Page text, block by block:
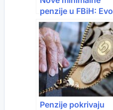
penzije u FBiH: Evo
koliko iznose
prema godinama
staža
Penzije pokrivaju